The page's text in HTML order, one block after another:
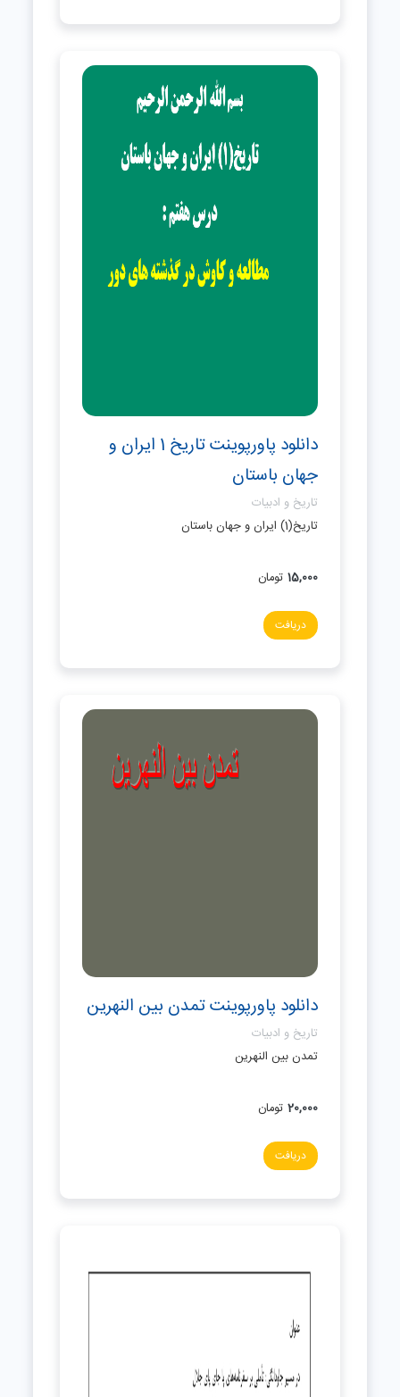
دانلود پاورپوینت تاریخ 1 ایران و
جهان باستان
تاریخ و ادبیات
تاریخ(1) ایران و جهان باستان
15,000 تومان
دریافت
دانلود پاورپوینت تمدن بین النهرین
تاریخ و ادبیات
تمدن بین النهرین
20,000 تومان
دریافت